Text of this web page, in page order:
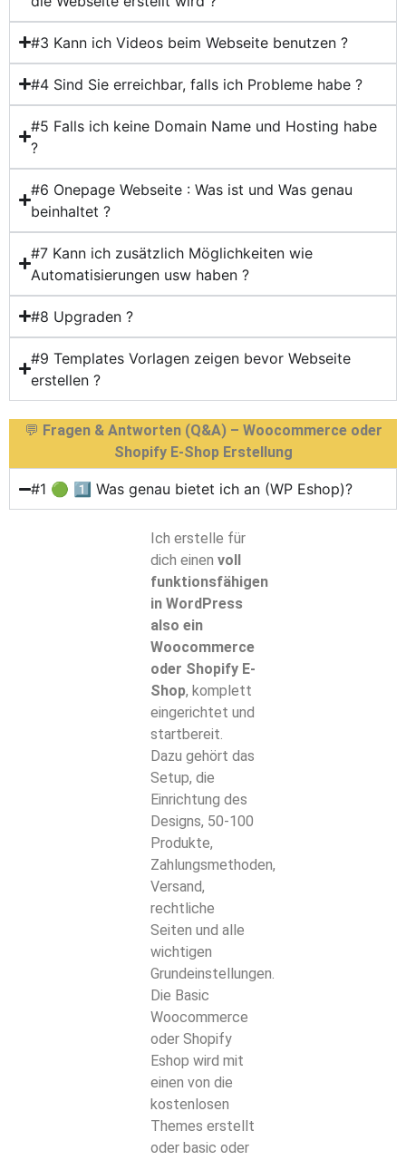
#3 Kann ich Videos beim Webseite benutzen ?
#4 Sind Sie erreichbar, falls ich Probleme habe ?
#5 Falls ich keine Domain Name und Hosting habe
?
#6 Onepage Webseite : Was ist und Was genau
beinhaltet ?
#7 Kann ich zusätzlich Möglichkeiten wie
Automatisierungen usw haben ?
#8 Upgraden ?
#9 Templates Vorlagen zeigen bevor Webseite
erstellen ?
💬 Fragen & Antworten (Q&A) – Woocommerce oder
Shopify E-Shop Erstellung
#1 🟢 1️⃣ Was genau bietet ich an (WP Eshop)?
Ich erstelle für
dich einen voll
funktionsfähigen
in WordPress
also ein
Woocommerce
oder Shopify E-
Shop, komplett
eingerichtet und
startbereit.
Dazu gehört das
Setup, die
Einrichtung des
Designs, 50-100
Produkte,
Zahlungsmethoden,
Versand,
rechtliche
Seiten und alle
wichtigen
Grundeinstellungen.
Die Basic
Woocommerce
oder Shopify
Eshop wird mit
einen von die
kostenlosen
Themes erstellt
oder basic oder